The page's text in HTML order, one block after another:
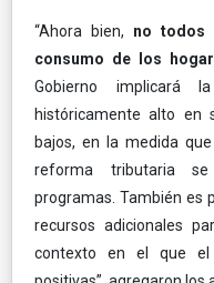
“Ahora bien, no todos
consumo de los
Gobierno implicará
históricamente alto en
bajos, en la medida
reforma tributaria
programas. También es
recursos adicionales
contexto en el que el